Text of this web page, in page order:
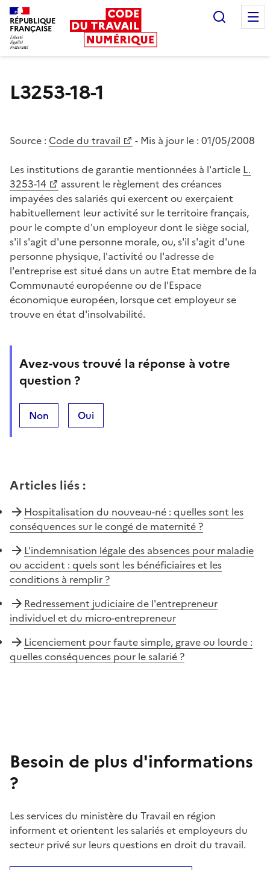
RÉPUBLIQUE
FRANÇAISE
L3253-18-1
Source : Code du travail - Mis à jour le : 01/05/2008
Les institutions de garantie mentionnées à l'article L.
3253-14
assurent le règlement des créances
impayées des salariés qui exercent ou exerçaient
habituellement leur activité sur le territoire français,
pour le compte d'un employeur dont le siège social,
s'il s'agit d'une personne morale, ou, s'il s'agit d'une
personne physique, l'activité ou l'adresse de
l'entreprise est situé dans un autre Etat membre de la
Communauté européenne ou de l'Espace
économique européen, lorsque cet employeur se
trouve en état d'insolvabilité.
Avez-vous trouvé la réponse à votre
question ?
Non Oui
Articles liés :
Hospitalisation du nouveau-né : quelles sont les
conséquences sur le congé de maternité ?
L'indemnisation légale des absences pour maladie
ou accident : quels sont les bénéficiaires et les
conditions à remplir ?
Redressement judiciaire de l'entrepreneur
individuel et du micro-entrepreneur
Licenciement pour faute simple, grave ou lourde :
quelles conséquences pour le salarié ?
Besoin de plus d'informations
?
Les services du ministère du Travail en région
informent et orientent les salariés et employeurs du
secteur privé sur leurs questions en droit du travail.